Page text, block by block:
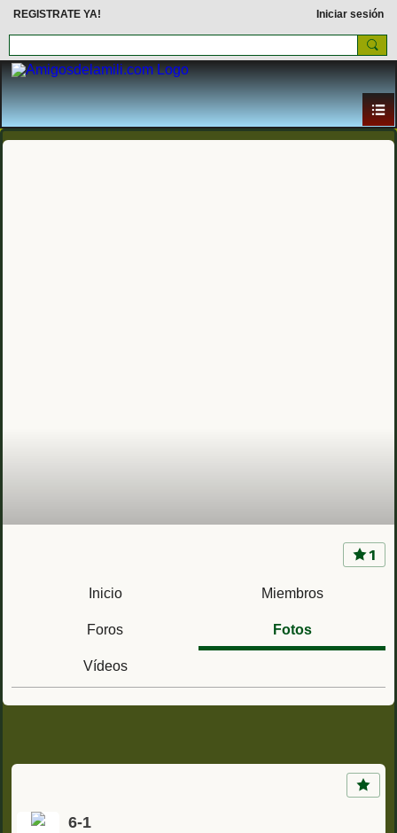
REGISTRATE YA! Iniciar sesión
Rgto. de Infantería Ligera Garellano 45
(Vizcaya) Ac. Garellano (Bilbao) y Soyeche
1
Inicio Miembros
Foros Fotos
Vídeos
6-1